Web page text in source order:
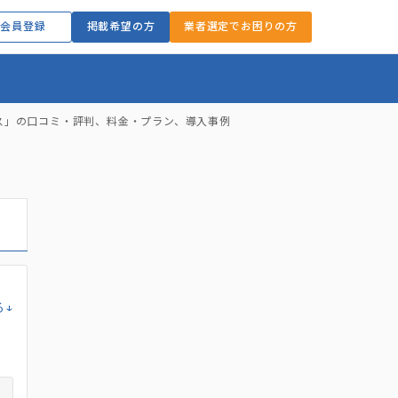
会員登録 掲載希望の方 業者選定でお困りの方
の口コミ・評判、料金・プラン、導入事例
↓